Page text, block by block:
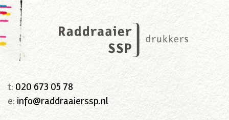
t: 020 673 05 78
e: info@raddraaierssp.nl